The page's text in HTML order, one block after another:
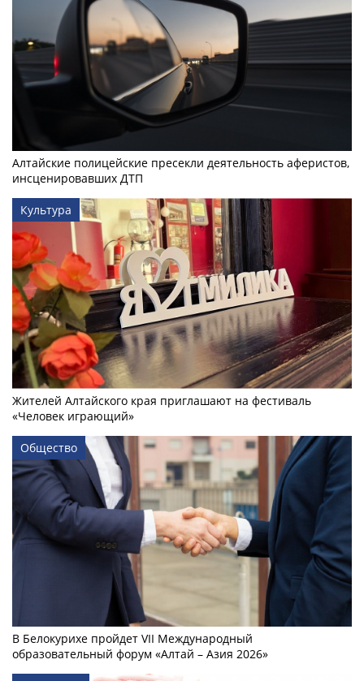
Алтайские полицейские пресекли деятельность аферистов,
инсценировавших ДТП
Культура
Жителей Алтайского края приглашают на фестиваль
«Человек играющий»
Общество
В Белокурихе пройдет VII Международный
образовательный форум «Алтай – Азия 2026»